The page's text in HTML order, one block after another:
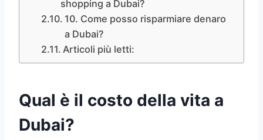
shopping a Dubai?
10. Come posso risparmiare denaro
a Dubai?
Articoli più letti:
Qual è il costo della vita a
Dubai?